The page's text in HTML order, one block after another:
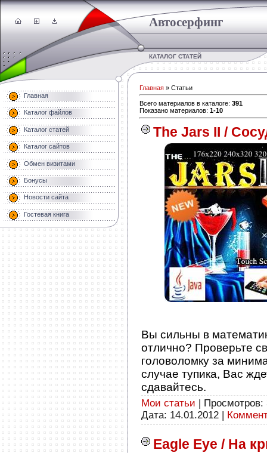
Автосерфинг
КАТАЛОГ СТАТЕЙ
Главная
Каталог файлов
Каталог статей
Каталог сайтов
Обмен визитами
Бонусы
Новости сайта
Гостевая книга
Главная » Статьи
Всего материалов в каталоге: 391
Показано материалов: 1-10
The Jars II /
Вы сильны в
отлично? Проверьте
головоломку за
случае тупика, Вас
сдавайтесь.
Мои статьи |
Дата: 14.01.2012
Eagle Eye / На